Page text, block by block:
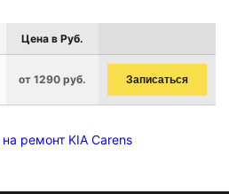
Цена в Руб.
от 1290 руб. Записаться
ремонт KIA Carens